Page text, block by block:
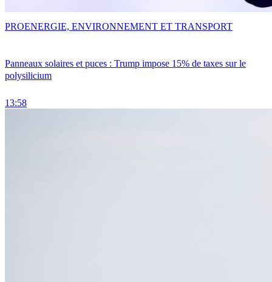
Panneaux solaires et puces : Trump impose 15% de taxes sur le
polysilicium
13:58
PROENERGIE, ENVIRONNEMENT ET TRANSPORT